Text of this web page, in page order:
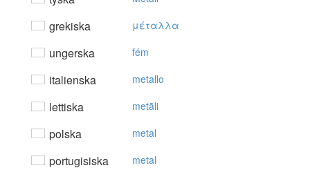
grekiska μέταλλα
ungerska fém
italienska metallo
lettiska metāli
polska metal
portugisiska metal